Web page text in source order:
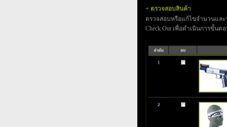
+ ตรวจสอบสินค้า
ตรวจสอบหรือแก้ไขจำนวนและ
Check Out เพื่อดำเนินการขั้นต